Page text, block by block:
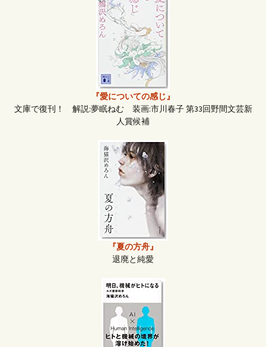
『愛についての感じ』
文庫で復刊！ 解説:夢眠ねむ 装画:市川春子 第33回野間文芸新
人賞候補
『夏の方舟』
退廃と純愛